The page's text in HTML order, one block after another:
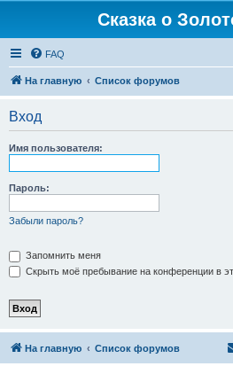
Сказка о
FAQ
На главную Список форумов
Вход
Имя пользователя:
Пароль:
Забыли пароль?
Запомнить меня
Скрыть моё пребывание на конференции в
На главную Список форумов